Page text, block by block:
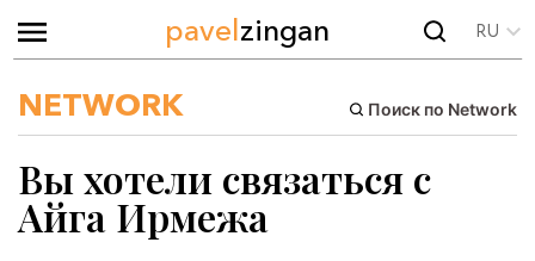
pavelzingan RU
NETWORK Поиск по Network
Вы хотели связаться с
Айга Ирмежа